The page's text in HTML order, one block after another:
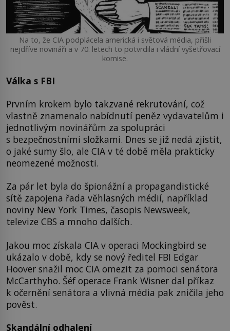
Na to, že CIA podplácela americká i světová média, přišli
nejdříve novináři a v 70. letech to potvrdila i vládní vyšetřovací
komise.
Válka s FBI
Prvním krokem bylo takzvané rekrutování, což
vlastně znamenalo nabídnutí peněz vydavatelům i
jednotlivým novinářům za spolupráci
s bezpečnostními složkami. Dnes se již nedá zjistit,
o jaké sumy šlo, ale CIA v té době měla prakticky
neomezené možnosti.
Za pár let byla do špionážní a propagandistické
sítě zapojena řada věhlasných médií, například
noviny New York Times, časopis Newsweek,
televize CBS a mnoho dalších.
Jakou moc získala CIA v operaci Mockingbird se
ukázalo v době, kdy se nový ředitel FBI Edgar
Hoover snažil moc CIA omezit za pomoci senátora
McCarthyho. Šéf operace Frank Wisner dal příkaz
k očernění senátora a vlivná média pak zničila jeho
pověst.
Skandální odhalení